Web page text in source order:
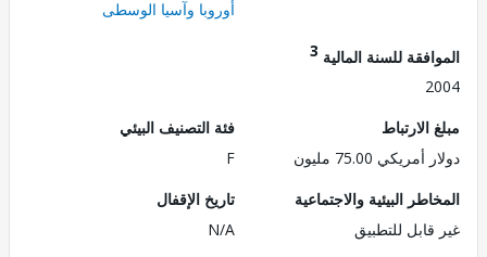
أوروبا وآسيا الوسطى
للسنة المالية3
75.00 مليون
فئة التصنيف البيئي
البيئية والاجتماعية
للتطبيق
تاريخ الإقفال